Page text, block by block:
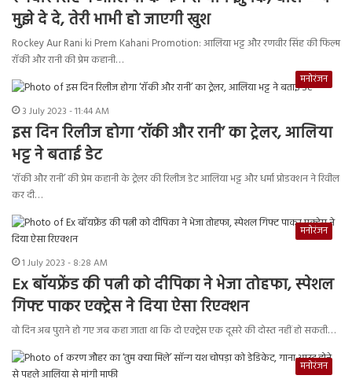
मुझे दे दे, तेरी भाभी हो जाएगी खुश
Rockey Aur Rani ki Prem Kahani Promotion: आलिया भट्ट और रणवीर सिंह की फिल्म
रॉकी और रानी की प्रेम कहानी…
मनोरंजन
3 July 2023 - 11:44 AM
इस दिन रिलीज होगा ‘रॉकी और रानी’ का ट्रेलर, आलिया
भट्ट ने बताई डेट
‘रॉकी और रानी’ की प्रेम कहानी के ट्रेलर की रिलीज डेट आलिया भट्ट और धर्मा प्रोडक्शन ने रिवील
कर दी…
मनोरंजन
1 July 2023 - 8:28 AM
Ex बॉयफ्रेंड की पत्नी को दीपिका ने भेजा तोहफा, स्पेशल
गिफ्ट पाकर एक्ट्रेस ने दिया ऐसा रिएक्शन
वो दिन अब पुराने हो गए जब कहा जाता था कि दो एक्ट्रेस एक दूसरे की दोस्त नहीं हो सकती…
मनोरंजन